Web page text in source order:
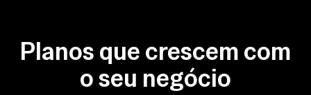
Planos que crescem com
o seu negócio